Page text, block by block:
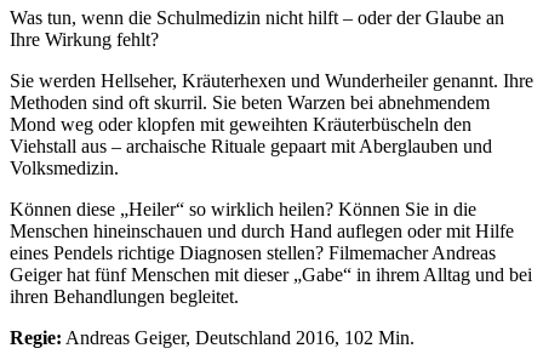
Was tun, wenn die Schulmedizin nicht hilft – oder der Glaube an
Ihre Wirkung fehlt?
Sie werden Hellseher, Kräuterhexen und Wunderheiler genannt. Ihre
Methoden sind oft skurril. Sie beten Warzen bei abnehmendem
Mond weg oder klopfen mit geweihten Kräuterbüscheln den
Viehstall aus – archaische Rituale gepaart mit Aberglauben und
Volksmedizin.
Können diese „Heiler“ so wirklich heilen? Können Sie in die
Menschen hineinschauen und durch Hand auflegen oder mit Hilfe
eines Pendels richtige Diagnosen stellen? Filmemacher Andreas
Geiger hat fünf Menschen mit dieser „Gabe“ in ihrem Alltag und bei
ihren Behandlungen begleitet.
Regie: Andreas Geiger, Deutschland 2016, 102 Min.